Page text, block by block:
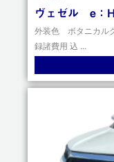
ヴェゼル e
外装色 ボタニカル
録諸費用 込 ...